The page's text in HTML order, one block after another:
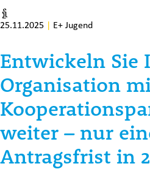
25.11.2025 | E+ Jugend
Entwickeln Sie
Organisation
weiter – nur
Antragsfrist in